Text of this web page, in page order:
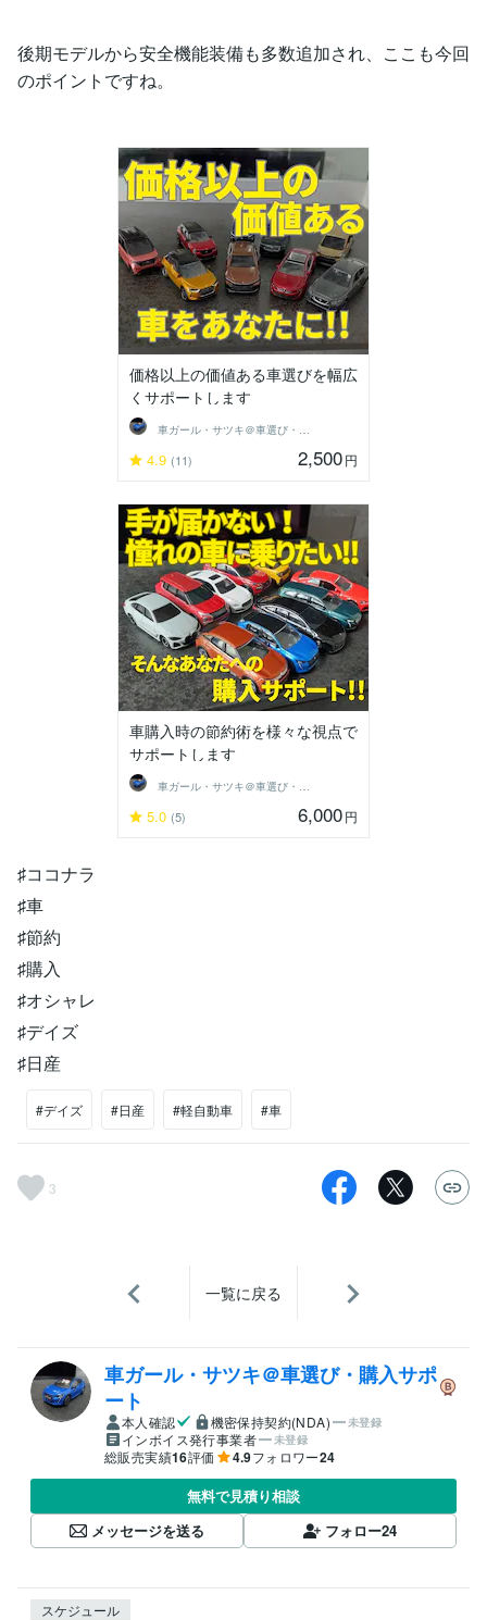
後期モデルから安全機能装備も多数追加され、ここも今回
のポイントですね。
価格以上の価値ある車選びを幅広
くサポートします
車ガール・サツキ＠車選び・購入サポート
4.9 (11) 2,500円
車購入時の節約術を様々な視点で
サポートします
車ガール・サツキ＠車選び・購入サポート
5.0 (5) 6,000円
♯ココナラ
♯車
♯節約
♯購入
♯オシャレ
♯デイズ
♯日産
#デイズ #日産 #軽自動車 #車
3
一覧に戻る
車ガール・サツキ＠車選び・購入サポ
ート
本人確認 機密保持契約(NDA) 未登録
インボイス発行事業者 未登録
総販売実績16評価 4.9フォロワー24
無料で見積り相談
メッセージを送る
フォロー24
スケジュール